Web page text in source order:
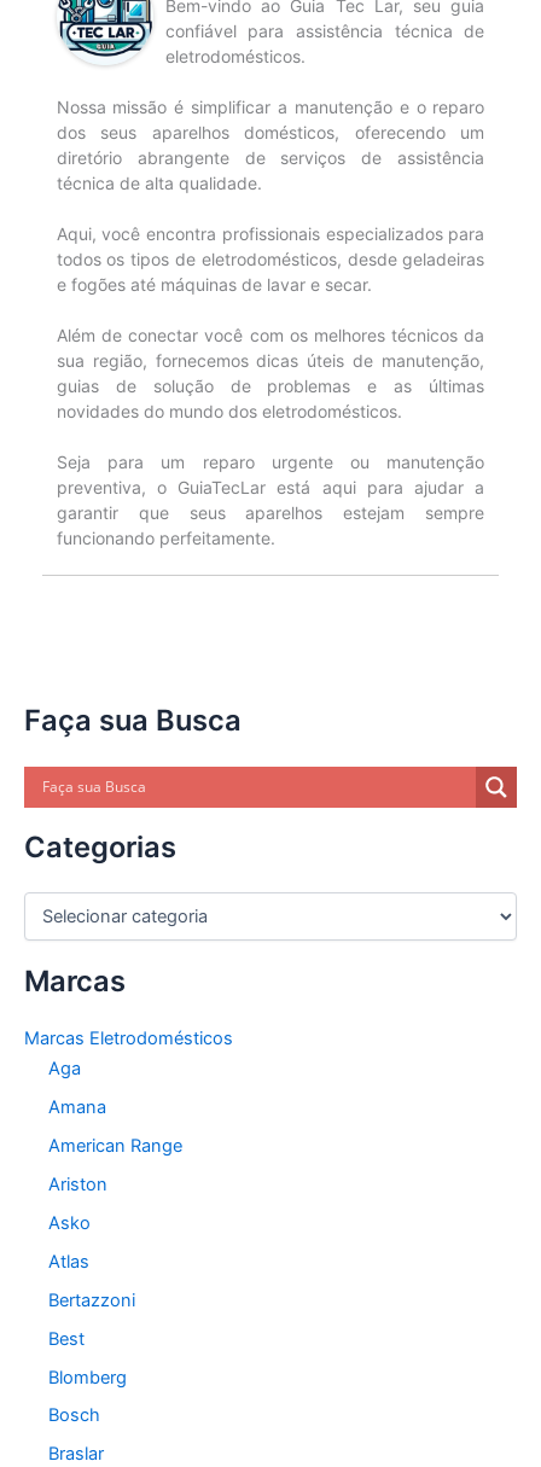
Bem-vindo ao Guia Tec Lar, seu guia
confiável para assistência técnica de
eletrodomésticos.
Nossa missão é simplificar a manutenção e o reparo
dos seus aparelhos domésticos, oferecendo um
diretório abrangente de serviços de assistência
técnica de alta qualidade.
Aqui, você encontra profissionais especializados para
todos os tipos de eletrodomésticos, desde geladeiras
e fogões até máquinas de lavar e secar.
Além de conectar você com os melhores técnicos da
sua região, fornecemos dicas úteis de manutenção,
guias de solução de problemas e as últimas
novidades do mundo dos eletrodomésticos.
Seja para um reparo urgente ou manutenção
preventiva, o GuiaTecLar está aqui para ajudar a
garantir que seus aparelhos estejam sempre
funcionando perfeitamente.
Faça sua Busca
Categorias
e
r
Marcas
Marcas Eletrodomésticos
Aga
Amana
American Range
Ariston
Asko
Atlas
Bertazzoni
Best
Blomberg
Bosch
Braslar